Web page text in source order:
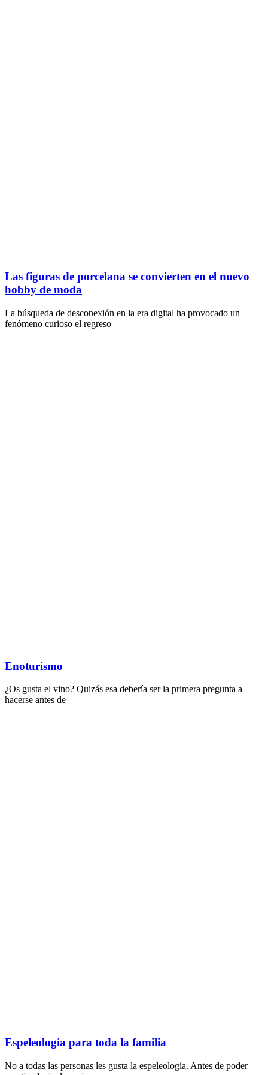
Las figuras de porcelana se convierten en el nuevo
hobby de moda
La búsqueda de desconexión en la era digital ha provocado un
fenómeno curioso el regreso
Enoturismo
¿Os gusta el vino? Quizás esa debería ser la primera pregunta a
hacerse antes de
Espeleología para toda la familia
No a todas las personas les gusta la espeleología. Antes de poder